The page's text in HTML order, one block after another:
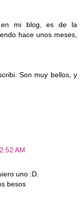
en mi blog, es de la
hace unos meses,
Son muy bellos, y
AM
uno :D.
besos